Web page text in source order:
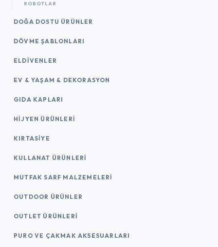
ROBOTLAR
DOĞA DOSTU ÜRÜNLER
DÖVME ŞABLONLARI
ELDIVENLER
EV & YAŞAM & DEKORASYON
GIDA KAPLARI
HIJYEN ÜRÜNLERI
KIRTASİYE
KULLANAT ÜRÜNLERI
MUTFAK SARF MALZEMELERI
OUTDOOR ÜRÜNLER
OUTLET ÜRÜNLERI
PURO VE ÇAKMAK AKSESUARLARI